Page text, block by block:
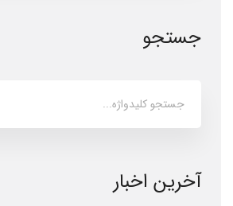
جستجو
برای:
آخرین اخبار